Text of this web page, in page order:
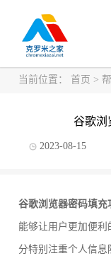
当前位置： 首页 >
谷歌浏
2023-08-15
谷歌浏览器密码填充
能够让用户更加便
分特别注重个人信